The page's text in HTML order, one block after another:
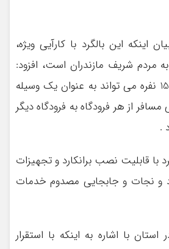
اینکه این بالگرد با کارآیی ویژه،
مردم شریف مازندران است، افزود:
این بالگرد با ظرفیت 15 نفره می تواند به عنوان یک وسیله
از هر فرودگاه به فرودگاه دیگر
.
با قابلیت نصب برانکارد و تجهیزات
و نجات و جابجایی مصدوم خدمات
با اشاره به اینکه با استقرار